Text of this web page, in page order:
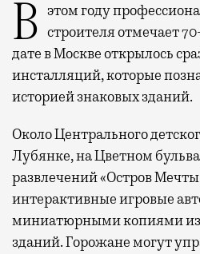
В этом году профессиональный праздник День строителя отмечает
дате в Москве открылось
инсталляций, которые
историей знаковых зданий.
Около Центрального
Лубянке, на Цветном
развлечений «Остров
интерактивные игровые
миниатюрными копиями
зданий. Горожане могут